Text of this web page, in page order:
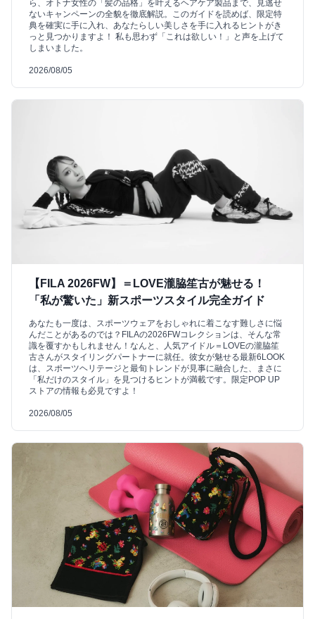
ら、オトナ女性の「髪の品格」を叶えるヘアケア製品まで、見逃せ
ないキャンペーンの全貌を徹底解説。このガイドを読めば、限定特
典を確実に手に入れ、あなたらしい美しさを手に入れるヒントがき
っと見つかりますよ！ 私も思わず「これは欲しい！」と声を上げて
しまいました。
2026/08/05
【FILA 2026FW】＝LOVE瀧脇笙古が魅せる！
「私が驚いた」新スポーツスタイル完全ガイド
あなたも一度は、スポーツウェアをおしゃれに着こなす難しさに悩
んだことがあるのでは？FILAの2026FWコレクションは、そんな常
識を覆すかもしれません！なんと、人気アイドル＝LOVEの瀧脇笙
古さんがスタイリングパートナーに就任。彼女が魅せる最新6LOOK
は、スポーツヘリテージと最旬トレンドが見事に融合した、まさに
「私だけのスタイル」を見つけるヒントが満載です。限定POP UP
ストアの情報も必見ですよ！
2026/08/05